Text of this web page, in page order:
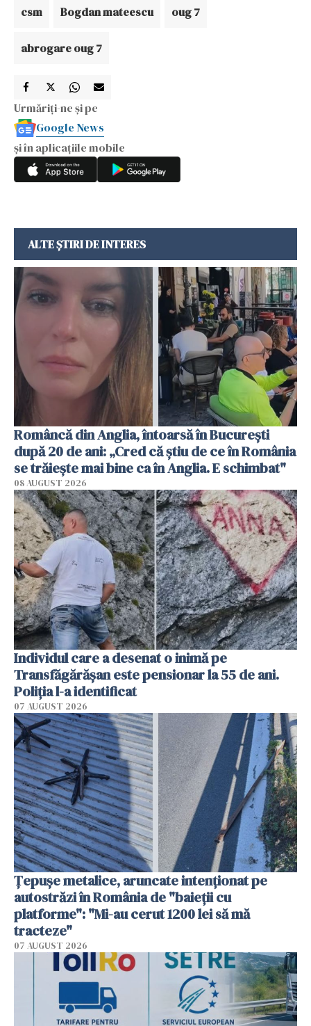
csm Bogdan mateescu oug 7
abrogare oug 7
Urmăriți-ne și pe
Google News
și în aplicațiile mobile
ALTE ȘTIRI DE INTERES
Româncă din Anglia, întoarsă în București
după 20 de ani: „Cred că știu de ce în România
se trăiește mai bine ca în Anglia. E schimbat"
08 AUGUST 2026
Individul care a desenat o inimă pe
Transfăgărășan este pensionar la 55 de ani.
Poliția l-a identificat
07 AUGUST 2026
Țepușe metalice, aruncate intenționat pe
autostrăzi în România de "baieții cu
platforme": "Mi-au cerut 1200 lei să mă
tracteze"
07 AUGUST 2026